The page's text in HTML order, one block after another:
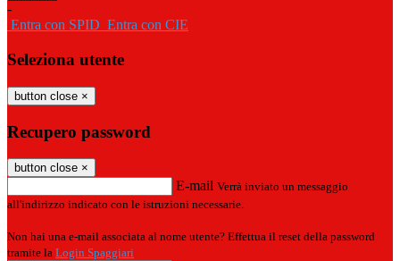
-
Entra con SPID Entra con CIE
Seleziona utente
button close ×
Recupero password
button close ×
E-mail Verrà inviato un messaggio
all'indirizzo indicato con le istruzioni necessarie.
Non hai una e-mail associata al nome utente? Effettua il reset della password
tramite la Login Spaggiari